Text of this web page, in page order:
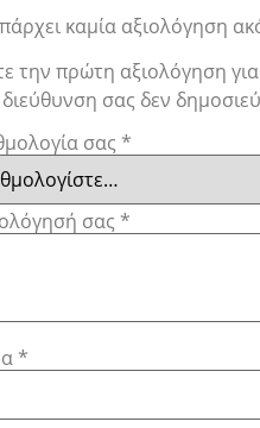
καμία αξιολόγηση
την πρώτη αξιολόγηση
σας δεν
σας *
σας *
*